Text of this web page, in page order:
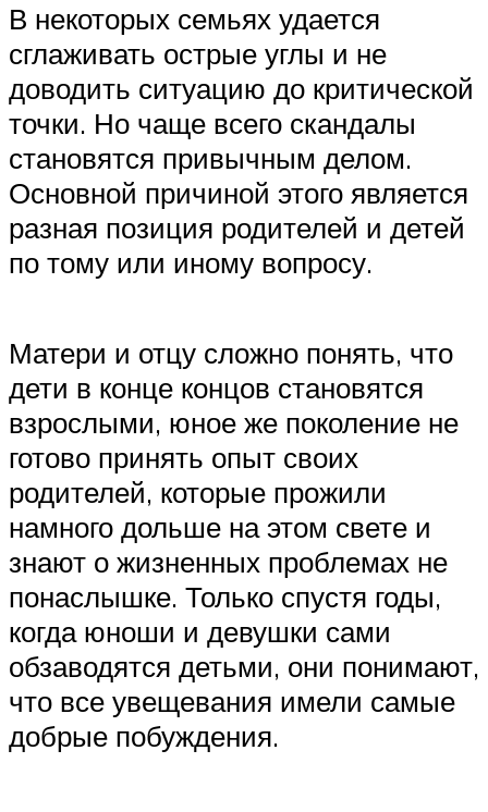
В некоторых семьях удается
сглаживать острые углы и не
доводить ситуацию до критической
точки. Но чаще всего скандалы
становятся привычным делом.
Основной причиной этого является
разная позиция родителей и детей
по тому или иному вопросу.
Матери и отцу сложно понять, что
дети в конце концов становятся
взрослыми, юное же поколение не
готово принять опыт своих
родителей, которые прожили
намного дольше на этом свете и
знают о жизненных проблемах не
понаслышке. Только спустя годы,
когда юноши и девушки сами
обзаводятся детьми, они понимают,
что все увещевания имели самые
добрые побуждения.